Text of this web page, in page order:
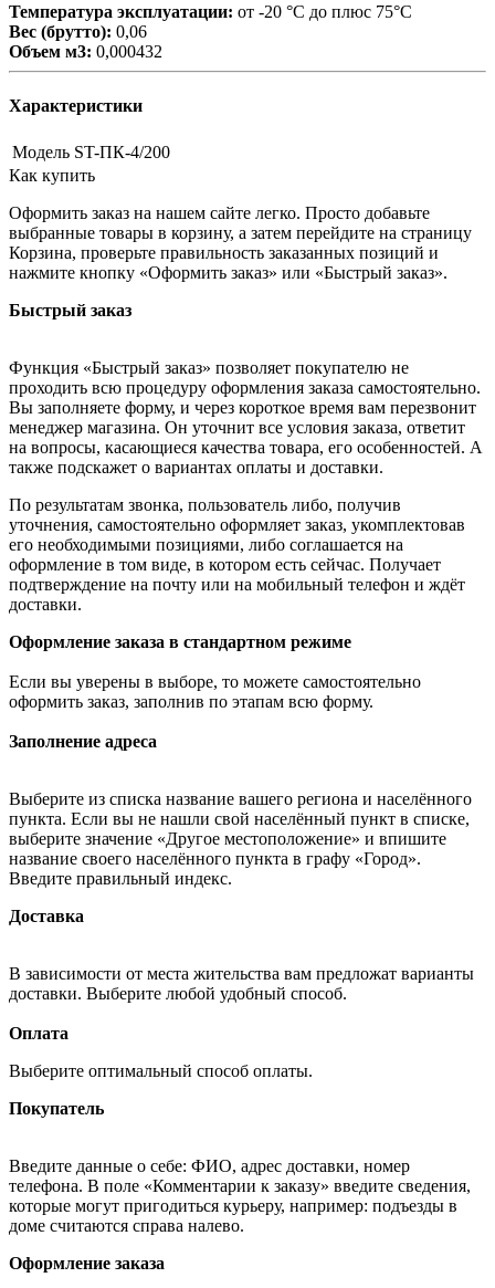
Температура эксплуатации: от -20 °C до плюс 75°C
Вес (брутто): 0,06
Объем м3: 0,000432
Характеристики
Модель ST-ПК-4/200
Как купить
Оформить заказ на нашем сайте легко. Просто добавьте
выбранные товары в корзину, а затем перейдите на страницу
Корзина, проверьте правильность заказанных позиций и
нажмите кнопку «Оформить заказ» или «Быстрый заказ».
Быстрый заказ
Функция «Быстрый заказ» позволяет покупателю не
проходить всю процедуру оформления заказа самостоятельно.
Вы заполняете форму, и через короткое время вам перезвонит
менеджер магазина. Он уточнит все условия заказа, ответит
на вопросы, касающиеся качества товара, его особенностей. А
также подскажет о вариантах оплаты и доставки.
По результатам звонка, пользователь либо, получив
уточнения, самостоятельно оформляет заказ, укомплектовав
его необходимыми позициями, либо соглашается на
оформление в том виде, в котором есть сейчас. Получает
подтверждение на почту или на мобильный телефон и ждёт
доставки.
Оформление заказа в стандартном режиме
Если вы уверены в выборе, то можете самостоятельно
оформить заказ, заполнив по этапам всю форму.
Заполнение адреса
Выберите из списка название вашего региона и населённого
пункта. Если вы не нашли свой населённый пункт в списке,
выберите значение «Другое местоположение» и впишите
название своего населённого пункта в графу «Город».
Введите правильный индекс.
Доставка
В зависимости от места жительства вам предложат варианты
доставки. Выберите любой удобный способ.
Оплата
Выберите оптимальный способ оплаты.
Покупатель
Введите данные о себе: ФИО, адрес доставки, номер
телефона. В поле «Комментарии к заказу» введите сведения,
которые могут пригодиться курьеру, например: подъезды в
доме считаются справа налево.
Оформление заказа